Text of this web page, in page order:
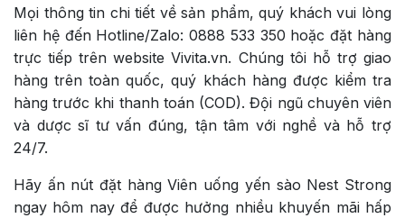
Mọi thông tin chi tiết về sản phẩm, quý khách vui lòng
liên hệ đến Hotline/Zalo: 0888 533 350 hoặc đặt hàng
trực tiếp trên website Vivita.vn. Chúng tôi hỗ trợ giao
hàng trên toàn quốc, quý khách hàng được kiểm tra
hàng trước khi thanh toán (COD). Đội ngũ chuyên viên
và dược sĩ tư vấn đúng, tận tâm với nghề và hỗ trợ
24/7.
Hãy ấn nút đặt hàng Viên uống yến sào Nest Strong
ngay hôm nay để được hưởng nhiều khuyến mãi hấp